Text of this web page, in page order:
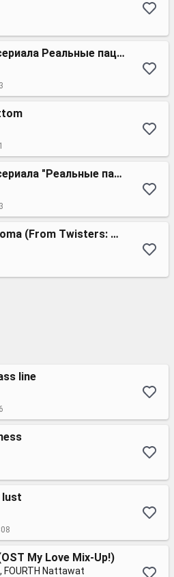
Рингтон из сериала Реальные пацаны
Рингтон из сериала "Реальные пацаны", Колян уезжает, 38 серия.
Out of Oklahoma (From Twisters: The Album)
line
lust
My Love Mix-Up!)
FOURTH Nattawat